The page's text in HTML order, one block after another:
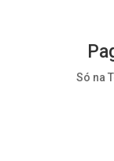
Só na